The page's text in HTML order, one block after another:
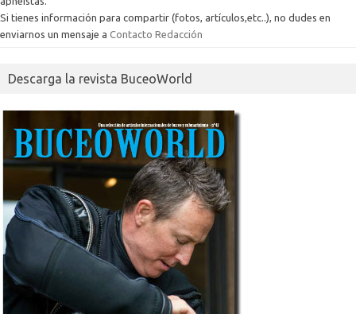
Si tienes información para compartir (fotos, artículos,etc..), no dudes en
enviarnos un mensaje a Contacto Redacción
Descarga la revista BuceoWorld